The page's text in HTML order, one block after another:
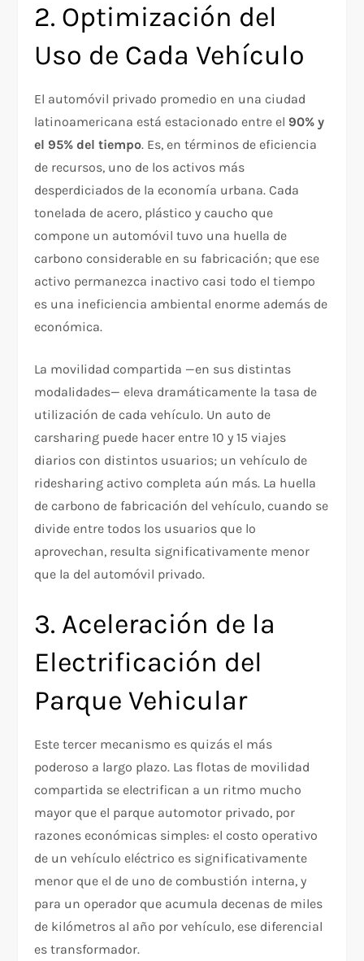
2. Optimización del
Uso de Cada Vehículo
El automóvil privado promedio en una ciudad
latinoamericana está estacionado entre el 90% y
el 95% del tiempo. Es, en términos de eficiencia
de recursos, uno de los activos más
desperdiciados de la economía urbana. Cada
tonelada de acero, plástico y caucho que
compone un automóvil tuvo una huella de
carbono considerable en su fabricación; que ese
activo permanezca inactivo casi todo el tiempo
es una ineficiencia ambiental enorme además de
económica.
La movilidad compartida —en sus distintas
modalidades— eleva dramáticamente la tasa de
utilización de cada vehículo. Un auto de
carsharing puede hacer entre 10 y 15 viajes
diarios con distintos usuarios; un vehículo de
ridesharing activo completa aún más. La huella
de carbono de fabricación del vehículo, cuando se
divide entre todos los usuarios que lo
aprovechan, resulta significativamente menor
que la del automóvil privado.
3. Aceleración de la
Electrificación del
Parque Vehicular
Este tercer mecanismo es quizás el más
poderoso a largo plazo. Las flotas de movilidad
compartida se electrifican a un ritmo mucho
mayor que el parque automotor privado, por
razones económicas simples: el costo operativo
de un vehículo eléctrico es significativamente
menor que el de uno de combustión interna, y
para un operador que acumula decenas de miles
de kilómetros al año por vehículo, ese diferencial
es transformador.